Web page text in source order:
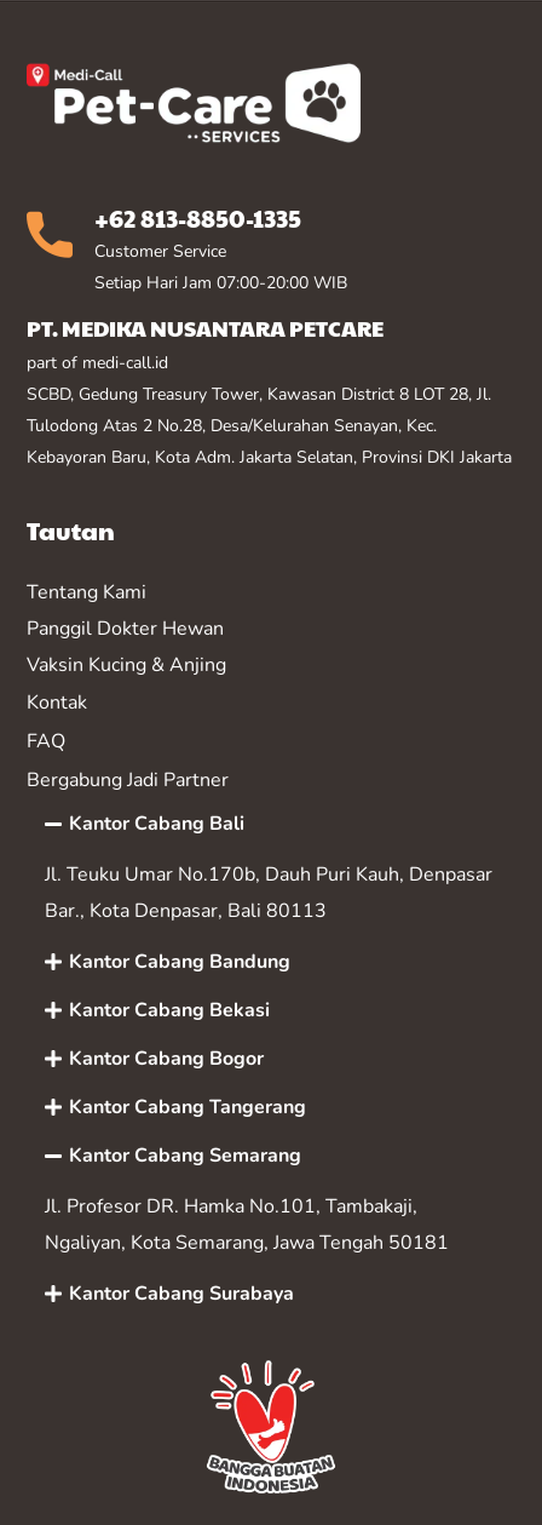
+62 813-8850-1335
Customer Service
Setiap Hari Jam 07:00-20:00 WIB
PT. MEDIKA NUSANTARA PETCARE
part of medi-call.id
SCBD, Gedung Treasury Tower, Kawasan District 8 LOT 28, Jl.
Tulodong Atas 2 No.28, Desa/Kelurahan Senayan, Kec.
Kebayoran Baru, Kota Adm. Jakarta Selatan, Provinsi DKI Jakarta
Tautan
Tentang Kami
Panggil Dokter Hewan
Vaksin Kucing & Anjing
Kontak
FAQ
Bergabung Jadi Partner
Kantor Cabang Bali
Jl. Teuku Umar No.170b, Dauh Puri Kauh, Denpasar
Bar., Kota Denpasar, Bali 80113
Kantor Cabang Bandung
Kantor Cabang Bekasi
Kantor Cabang Bogor
Kantor Cabang Tangerang
Kantor Cabang Semarang
Jl. Profesor DR. Hamka No.101, Tambakaji,
Ngaliyan, Kota Semarang, Jawa Tengah 50181
Kantor Cabang Surabaya